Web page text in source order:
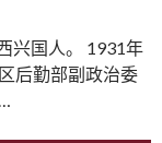
兴国人。 1931年
后勤部副政治委